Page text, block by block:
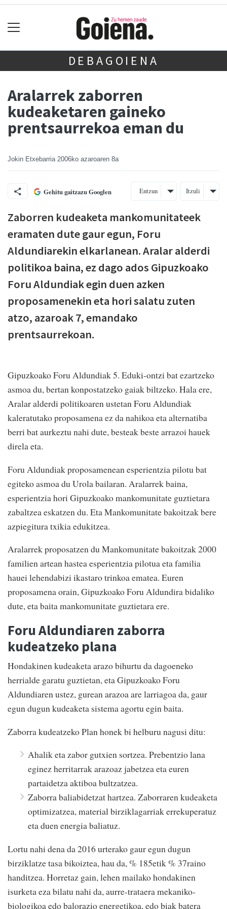
DEBAGOIENA
Aralarrek zaborren
kudeaketaren gaineko
prentsaurrekoa eman du
Jokin Etxebarria 2006ko azaroaren 8a
Gehitu gaitzazu Googlen Entzun Itzuli
Zaborren kudeaketa mankomunitateek
eramaten dute gaur egun, Foru
Aldundiarekin elkarlanean. Aralar alderdi
politikoa baina, ez dago ados Gipuzkoako
Foru Aldundiak egin duen azken
proposamenekin eta hori salatu zuten
atzo, azaroak 7, emandako
prentsaurrekoan.
Gipuzkoako Foru Aldundiak 5. Eduki-ontzi bat ezartzeko
asmoa du, bertan konpostatzeko gaiak biltzeko. Hala ere,
Aralar alderdi politikoaren ustetan Foru Aldundiak
kaleratutako proposamena ez da nahikoa eta alternatiba
berri bat aurkeztu nahi dute, besteak beste arrazoi hauek
direla eta.
Foru Aldundiak proposamenean esperientzia pilotu bat
egiteko asmoa du Urola bailaran. Aralarrek baina,
esperientzia hori Gipuzkoako mankomunitate guztietara
zabaltzea eskatzen du. Eta Mankomunitate bakoitzak bere
azpiegitura txikia edukitzea.
Aralarrek proposatzen du Mankomunitate bakoitzak 2000
familien artean hastea esperientzia pilotua eta familia
hauei lehendabizi ikastaro trinkoa ematea. Euren
proposamena orain, Gipuzkoako Foru Aldundira bidaliko
dute, eta baita mankomunitate guztietara ere.
Foru Aldundiaren zaborra
kudeatzeko plana
Hondakinen kudeaketa arazo bihurtu da dagoeneko
herrialde garatu guztietan, eta Gipuzkoako Foru
Aldundiaren ustez, gurean arazoa are larriagoa da, gaur
egun dugun kudeaketa sistema agortu egin baita.
Zaborra kudeatzeko Plan honek bi helburu nagusi ditu:
Ahalik eta zabor gutxien sortzea. Prebentzio lana
eginez herritarrak arazoaz jabetzea eta euren
partaidetza aktiboa bultzatzea.
Zaborra baliabidetzat hartzea. Zaborraren kudeaketa
optimizatzea, material birziklagarriak errekuperatuz
eta duen energia baliatuz.
Lortu nahi dena da 2016 urterako gaur egun dugun
birziklatze tasa bikoiztea, hau da, % 185etik % 37raino
handitzea. Horretaz gain, lehen mailako hondakinen
isurketa eza bilatu nahi da, aurre-trataera mekaniko-
biologikoa edo balorazio energetikoa, edo biak batera